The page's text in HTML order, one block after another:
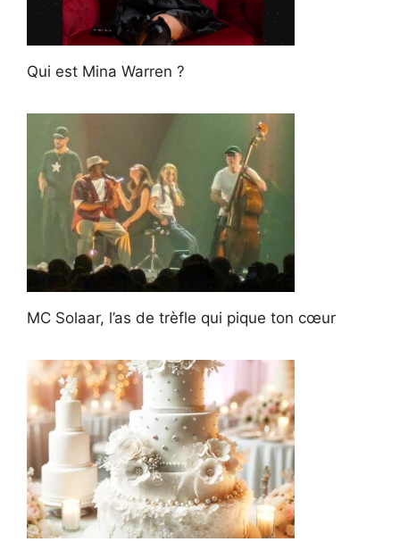
Qui est Mina Warren ?
MC Solaar, l’as de trèfle qui pique ton cœur